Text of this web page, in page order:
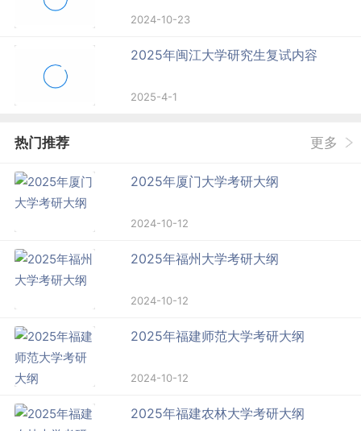
2024-10-23
2025年闽江大学研究生复试内容
2025-4-1
热门推荐 更多
2025年厦门大学考研大纲
2024-10-12
2025年福州大学考研大纲
2024-10-12
2025年福建师范大学考研大纲
2024-10-12
2025年福建农林大学考研大纲